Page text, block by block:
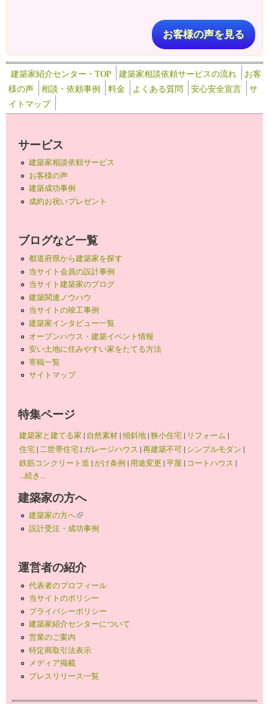
お客様の声を見る
建築家紹介センター・TOP 建築家相談依頼サービスの流れ
お客
様の声
相談・依頼事例 料金 よくある質問 安心安全宣言
サ
イトマップ
サービス
建築家相談依頼サービス
お客様の声
建築成功事例
成約お祝いプレゼント
ブログなど一覧
都道府県から建築家を探す
当サイト会員の設計事例
当サイト建築家のブログ
建築関連ノウハウ
当サイトの竣工事例
建築家インタビュー一覧
オープンハウス・建築イベント情報
安い土地に住みやすい家をたてる方法
寄稿一覧
サイトマップ
特集ページ
建築家と建てる家 | 自然素材|傾斜地|狭小住宅| リフォーム |
住宅|二世帯住宅| ガレージハウス |再建築不可| シンプルモダン |
鉄筋コンクリート造 |がけ条例 | 用途変更 |平屋 | コートハウス |
...続き...
建築家の方へ
建築家の方へ(link is external)
設計受注・成功事例
運営者の紹介
代表者のプロフィール
当サイトのポリシー
プライバシーポリシー
建築家紹介センターについて
営業のご案内
特定商取引法表示
メディア掲載
プレスリリース一覧